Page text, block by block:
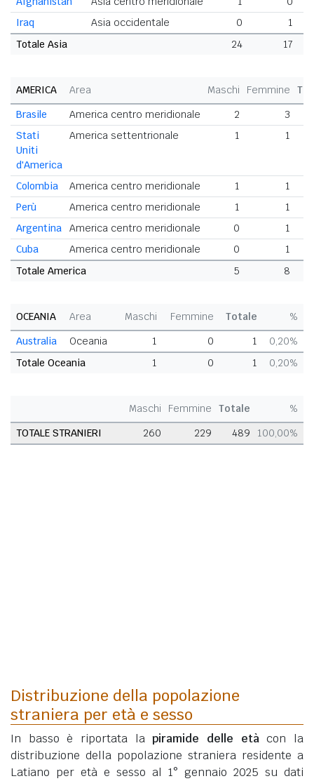
Iraq
Asia occidentale 0
1
Totale Asia
24 17
AMERICA Area Maschi Femmine
Brasile
America centro meridionale 2
3
Stati
Uniti
d'America
America settentrionale 1 1
Colombia America centro meridionale 1
1
Perù
America centro meridionale 1
1
Argentina
America centro meridionale 0
1
Cuba
America centro meridionale 0
1
Totale America
5 8
OCEANIA Area Maschi Femmine Totale
%
Australia
Oceania 1 0 1
0,20%
Totale Oceania
1 0 1 0,20%
Maschi Femmine Totale
%
TOTALE STRANIERI
260 229 489 100,00%
Distribuzione della popolazione
straniera per età e sesso
In basso è riportata lapiramide delle etàcon la
distribuzione della popolazione straniera residente a
Latiano per età e sesso al 1° gennaio 2025 su dati